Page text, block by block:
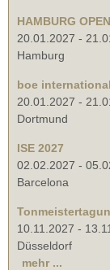
HAMBURG
20.01.2027 -
Hamburg
boe
20.01.2027 -
Dortmund
ISE 2027
02.02.2027 -
Barcelona
10.11.2027 -
Düsseldorf
mehr ...